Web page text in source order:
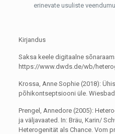
erinevate usuliste
Kirjandus
Saksa keele digitaalne
https://www.dwds.de/wb/
Krossa, Anne Sophie (2018):
põhikontseptsiooni üle.
Prengel, Annedore (2005):
ja väljavaated. In: Bräu, Karin/
Heterogenität als Chance. Vom